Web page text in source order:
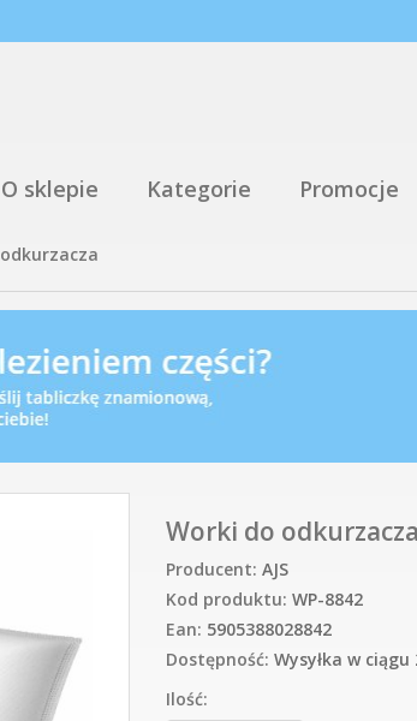
O sklepie Kategorie Promocje
Worki do
Producent: AJS
Kod produktu: WP-8842
Ean: 5905388028842
Dostępność: Wysyłka w ciągu
Ilość: